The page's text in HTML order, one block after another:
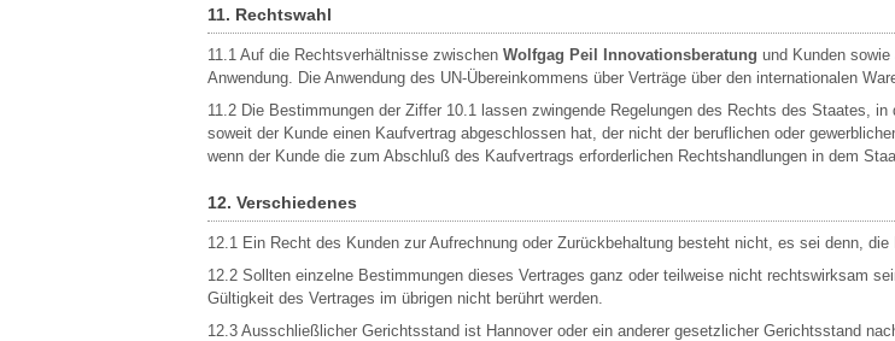
11. Rechtswahl
11.1 Auf die Rechtsverhältnisse zwischen Wolfgag Peil Innovationsberatung und Kunden
Anwendung. Die Anwendung des UN-Übereinkommens über Verträge über den internationalen
11.2 Die Bestimmungen der Ziffer 10.1 lassen zwingende Regelungen des Rechts des Staates,
soweit der Kunde einen Kaufvertrag abgeschlossen hat, der nicht der beruflichen oder
wenn der Kunde die zum Abschluß des Kaufvertrags erforderlichen Rechtshandlungen in dem
12. Verschiedenes
12.1 Ein Recht des Kunden zur Aufrechnung oder Zurückbehaltung besteht nicht, es sei denn,
12.2 Sollten einzelne Bestimmungen dieses Vertrages ganz oder teilweise nicht rechtswirksam
Gültigkeit des Vertrages im übrigen nicht berührt werden.
12.3 Ausschließlicher Gerichtsstand ist Hannover oder ein anderer gesetzlicher Gerichtsstand